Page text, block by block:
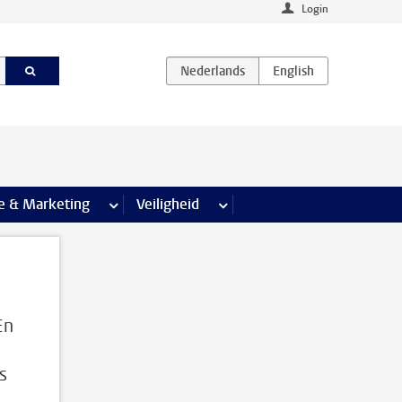
Login
& Marketing meer Communicatie & Marketing pagina’s
Veiligheid meer Veiligheid pagina’s